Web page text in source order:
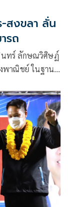
สงขลา ลั่น
รถ
นทร์ ลักษณวิศิษฏ์
พาณิชย์ ในฐานะ